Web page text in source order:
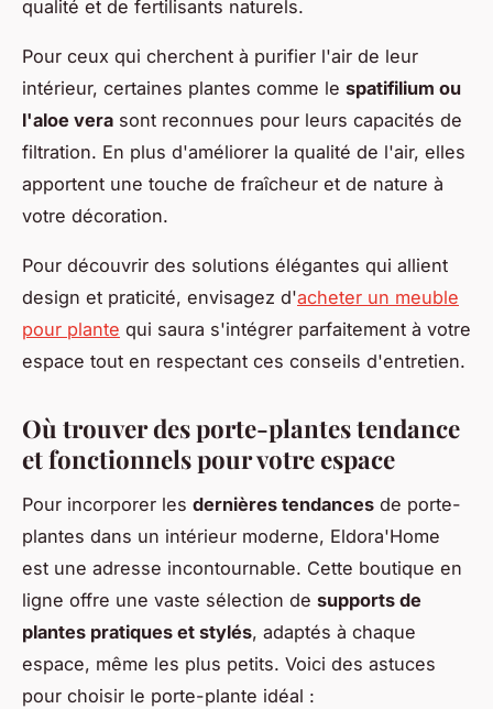
qualité et de fertilisants naturels.
Pour ceux qui cherchent à purifier l'air de leur
intérieur, certaines plantes comme le spatifilium ou
l'aloe vera sont reconnues pour leurs capacités de
filtration. En plus d'améliorer la qualité de l'air, elles
apportent une touche de fraîcheur et de nature à
votre décoration.
Pour découvrir des solutions élégantes qui allient
design et praticité, envisagez d'acheter un meuble
pour plante qui saura s'intégrer parfaitement à votre
espace tout en respectant ces conseils d'entretien.
Où trouver des porte-plantes tendance
et fonctionnels pour votre espace
Pour incorporer les dernières tendances de porte-
plantes dans un intérieur moderne, Eldora'Home
est une adresse incontournable. Cette boutique en
ligne offre une vaste sélection de supports de
plantes pratiques et stylés, adaptés à chaque
espace, même les plus petits. Voici des astuces
pour choisir le porte-plante idéal :